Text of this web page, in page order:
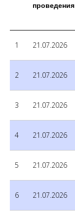
проведения
1 21.07.2026
2 21.07.2026
3 21.07.2026
4 21.07.2026
5 21.07.2026
6 21.07.2026